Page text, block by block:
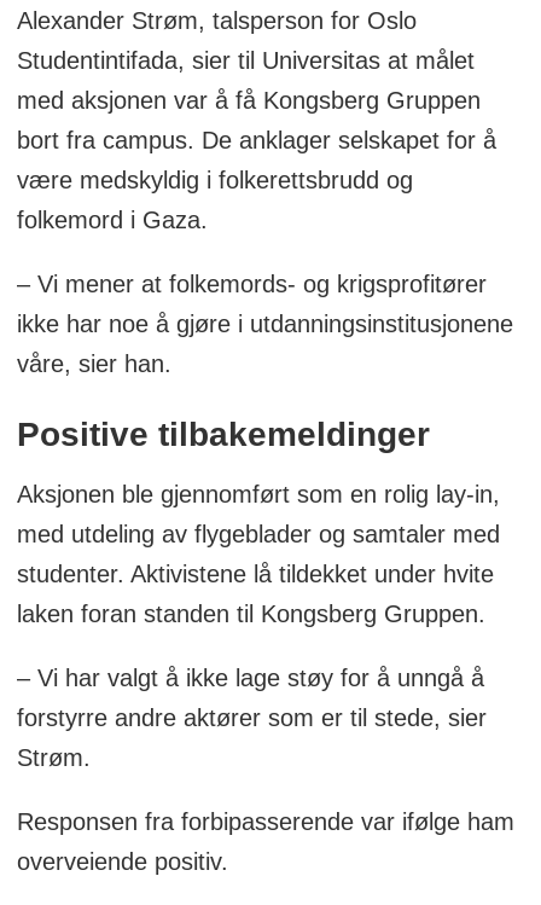
Alexander Strøm, talsperson for Oslo
Studentintifada, sier til Universitas at målet
med aksjonen var å få Kongsberg Gruppen
bort fra campus. De anklager selskapet for å
være medskyldig i folkerettsbrudd og
folkemord i Gaza.
– Vi mener at folkemords- og krigsprofitører
ikke har noe å gjøre i utdanningsinstitusjonene
våre, sier han.
Positive tilbakemeldinger
Aksjonen ble gjennomført som en rolig lay-in,
med utdeling av flygeblader og samtaler med
studenter. Aktivistene lå tildekket under hvite
laken foran standen til Kongsberg Gruppen.
– Vi har valgt å ikke lage støy for å unngå å
forstyrre andre aktører som er til stede, sier
Strøm.
Responsen fra forbipasserende var ifølge ham
overveiende positiv.